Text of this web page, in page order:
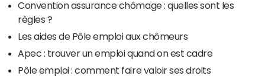
Convention assurance chômage : quelles sont les
règles ?
Les aides de Pôle emploi aux chômeurs
Apec : trouver un emploi quand on est cadre
Pôle emploi : comment faire valoir ses droits